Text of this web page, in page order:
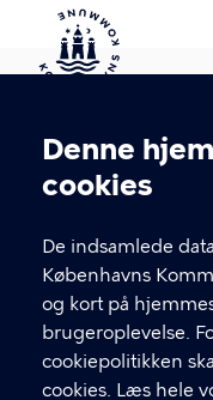
Denne
cookies
De indsamlede
Københavns
og kort på
brugeroplevelse.
cookiepolitikken
cookies. Læs hele
Kontakt
T
fFind andre
CVR-nummer
GENVEJE